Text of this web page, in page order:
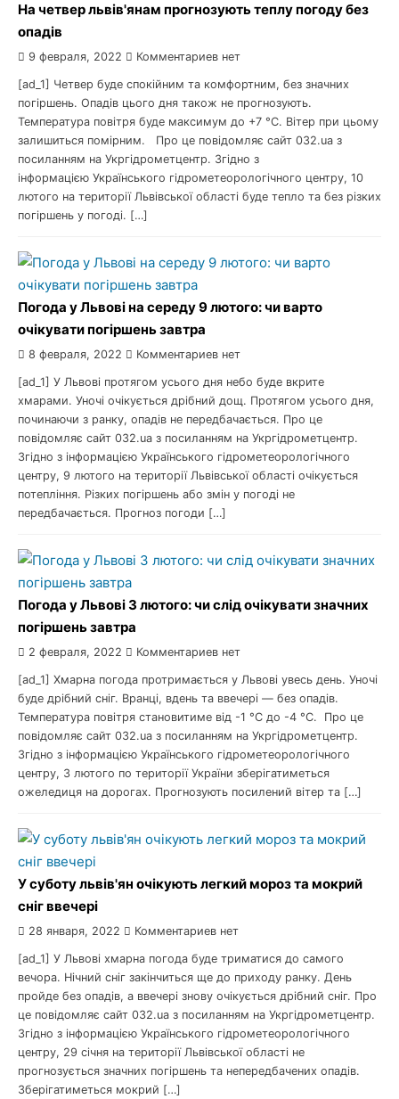
На четвер львів'янам прогнозують теплу погоду без
опадів
9 февраля, 2022 Комментариев нет
[ad_1] Четвер буде спокійним та комфортним, без значних
погіршень. Опадів цього дня також не прогнозують.
Температура повітря буде максимум до +7 °С. Вітер при цьому
залишиться помірним. Про це повідомляє сайт 032.ua з
посиланням на Укргідрометцентр. Згідно з
інформацією Українського гідрометеорологічного центру, 10
лютого на території Львівської області буде тепло та без різких
погіршень у погоді. […]
Погода у Львові на середу 9 лютого: чи варто
очікувати погіршень завтра
8 февраля, 2022 Комментариев нет
[ad_1] У Львові протягом усього дня небо буде вкрите
хмарами. Уночі очікується дрібний дощ. Протягом усього дня,
починаючи з ранку, опадів не передбачається. Про це
повідомляє сайт 032.ua з посиланням на Укргідрометцентр.
Згідно з інформацією Українського гідрометеорологічного
центру, 9 лютого на території Львівської області очікується
потепління. Різких погіршень або змін у погоді не
передбачається. Прогноз погоди […]
Погода у Львові 3 лютого: чи слід очікувати значних
погіршень завтра
2 февраля, 2022 Комментариев нет
[ad_1] Хмарна погода протримається у Львові увесь день. Уночі
буде дрібний сніг. Вранці, вдень та ввечері — без опадів.
Температура повітря становитиме від -1 °С до -4 °С. Про це
повідомляє сайт 032.ua з посиланням на Укргідрометцентр.
Згідно з інформацією Українського гідрометеорологічного
центру, 3 лютого по території України зберігатиметься
ожеледиця на дорогах. Прогнозують посилений вітер та […]
У суботу львів'ян очікують легкий мороз та мокрий
сніг ввечері
28 января, 2022 Комментариев нет
[ad_1] У Львові хмарна погода буде триматися до самого
вечора. Нічний сніг закінчиться ще до приходу ранку. День
пройде без опадів, а ввечері знову очікується дрібний сніг. Про
це повідомляє сайт 032.ua з посиланням на Укргідрометцентр.
Згідно з інформацією Українського гідрометеорологічного
центру, 29 січня на території Львівської області не
прогнозується значних погіршень та непередбачених опадів.
Зберігатиметься мокрий […]